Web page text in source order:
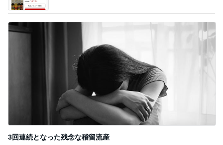
3回連続となった残念な稽留流産